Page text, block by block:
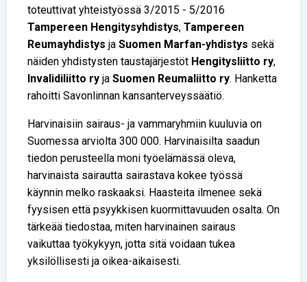
toteuttivat yhteistyössä 3/2015 - 5/2016
Tampereen Hengitysyhdistys, Tampereen
Reumayhdistys ja Suomen Marfan-yhdistys sekä
näiden yhdistysten taustajärjestöt Hengitysliitto ry,
Invalidiliitto ry ja Suomen Reumaliitto ry. Hanketta
rahoitti Savonlinnan kansanterveyssäätiö.
Harvinaisiin sairaus- ja vammaryhmiin kuuluvia on
Suomessa arviolta 300 000. Harvinaisilta saadun
tiedon perusteella moni työelämässä oleva,
harvinaista sairautta sairastava kokee työssä
käynnin melko raskaaksi. Haasteita ilmenee sekä
fyysisen että psyykkisen kuormittavuuden osalta. On
tärkeää tiedostaa, miten harvinainen sairaus
vaikuttaa työkykyyn, jotta sitä voidaan tukea
yksilöllisesti ja oikea-aikaisesti.